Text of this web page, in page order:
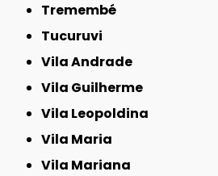
Tremembé
Tucuruvi
Vila Andrade
Vila Guilherme
Vila Leopoldina
Vila Maria
Vila Mariana